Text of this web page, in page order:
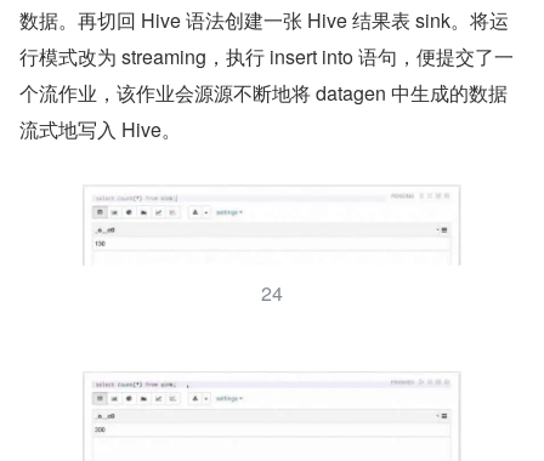
数据。再切回 Hive 语法创建一张 Hive 结果表 sink。将运
行模式改为 streaming，执行 insert into 语句，便提交了一
个流作业，该作业会源源不断地将 datagen 中生成的数据
流式地写入 Hive。
24